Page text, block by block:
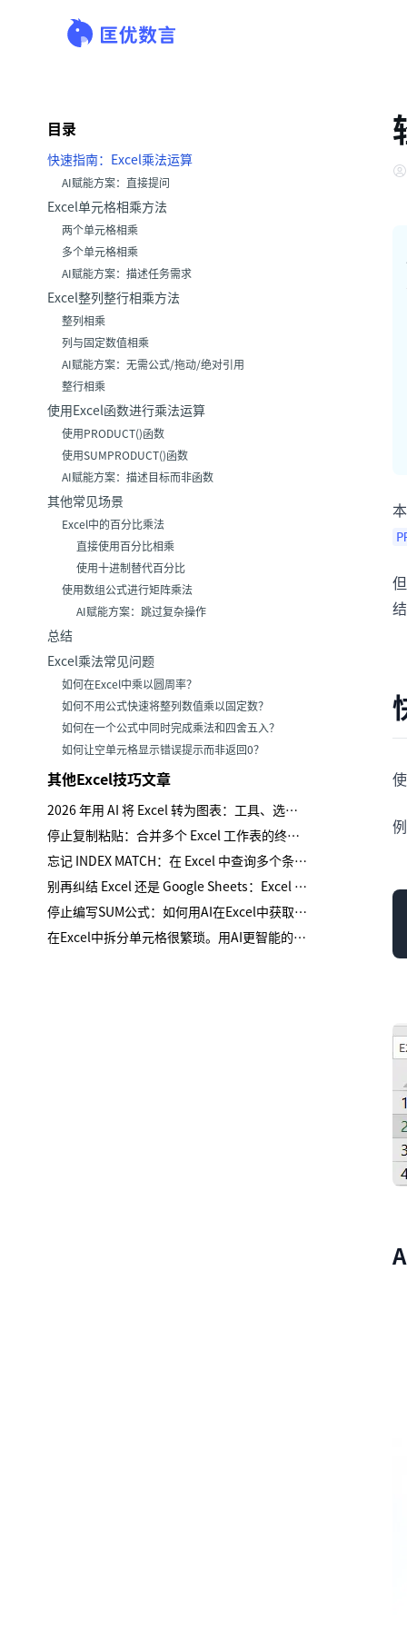
目录
快速指南：Excel乘法运算
AI赋能方案：直接提问
Excel单元格相乘方法
两个单元格相乘
多个单元格相乘
AI赋能方案：描述任务需求
Excel整列整行相乘方法
整列相乘
列与固定数值相乘
AI赋能方案：无需公式/拖动/绝对引用
整行相乘
使用Excel函数进行乘法运算
使用PRODUCT()函数
使用SUMPRODUCT()函数
AI赋能方案：描述目标而非函数
其他常见场景
Excel中的百分比乘法
直接使用百分比相乘
使用十进制替代百分比
使用数组公式进行矩阵乘法
AI赋能方案：跳过复杂操作
总结
Excel乘法常见问题
如何在Excel中乘以圆周率？
如何不用公式快速将整列数值乘以固定数？
如何在一个公式中同时完成乘法和四舍五入？
如何让空单元格显示错误提示而非返回0？
其他Excel技巧文章
2026 年用 AI 将 Excel 转为图表：工具、选择与审查要点
停止复制粘贴：合并多个 Excel 工作表的终极指南
忘记 INDEX MATCH：在 Excel 中查询多个条件的最简方法
别再纠结 Excel 还是 Google Sheets：Excel AI 才是真正的变革者
停止编写SUM公式：如何用AI在Excel中获取总计
在Excel中拆分单元格很繁琐。用AI更智能的方法。